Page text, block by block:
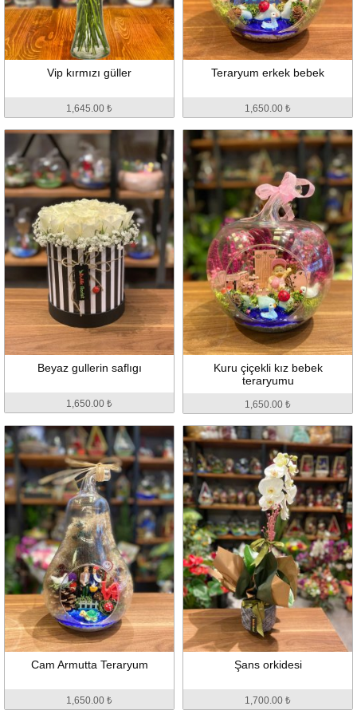
Vip kırmızı güller
1,645.00 ₺
Teraryum erkek bebek
1,650.00 ₺
Beyaz gullerin saflıgı
1,650.00 ₺
Kuru çiçekli kız bebek
teraryumu
1,650.00 ₺
Cam Armutta Teraryum
1,650.00 ₺
Şans orkidesi
1,700.00 ₺